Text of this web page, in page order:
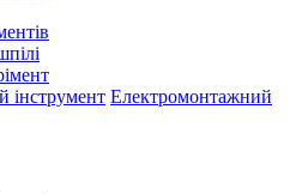
Електромонтажний